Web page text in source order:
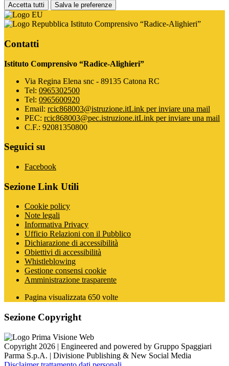
Accetta tutti Salva le preferenze
Istituto Comprensivo “Radice-Alighieri”
Contatti
Istituto Comprensivo “Radice-Alighieri”
Via Regina Elena snc - 89135 Catona RC
Tel: 0965302500
Tel: 0965600920
Email: rcic868003@istruzione.itLink per inviare una mail
PEC: rcic868003@pec.istruzione.itLink per inviare una mail
C.F.: 92081350800
Seguici su
Facebook
Sezione Link Utili
Cookie policy
Note legali
Informativa Privacy
Ufficio Relazioni con il Pubblico
Dichiarazione di accessibilità
Obiettivi di accessibilità
Whistleblowing
Gestione consensi cookie
Amministrazione trasparente
Pagina visualizzata 650 volte
Sezione Copyright
Copyright 2026 | Engineered and powered by Gruppo Spaggiari
Parma S.p.A. | Divisione Publishing & New Social Media